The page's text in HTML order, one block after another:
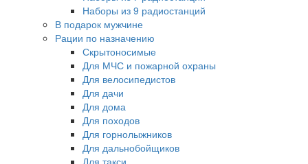
Наборы из 9 радиостанций
В подарок мужчине
Рации по назначению
Скрытоносимые
Для МЧС и пожарной охраны
Для велосипедистов
Для дачи
Для дома
Для походов
Для горнолыжников
Для дальнобойщиков
Для такси